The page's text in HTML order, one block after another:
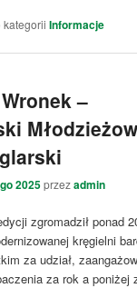
kategorii Informacje
–
2025przezadmin
zgromadził ponad
kręgielni
za udział,
za rok a poniżej